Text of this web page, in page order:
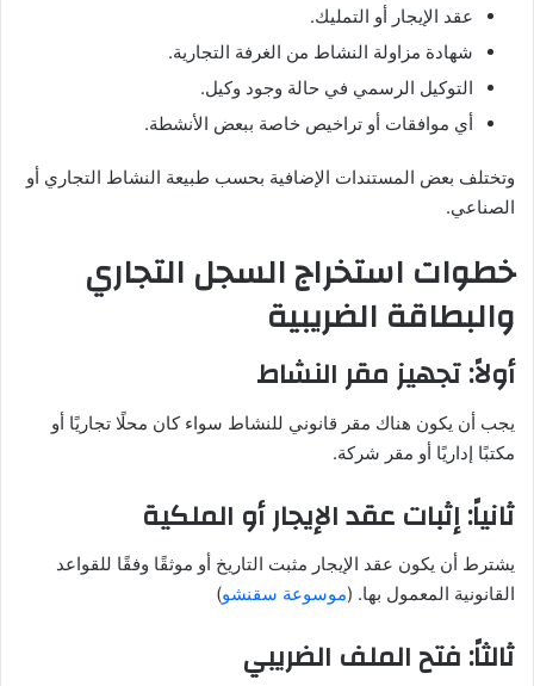
عقد الإيجار أو التمليك.
شهادة مزاولة النشاط من الغرفة التجارية.
التوكيل الرسمي في حالة وجود وكيل.
أي موافقات أو تراخيص خاصة ببعض الأنشطة.
وتختلف بعض المستندات الإضافية بحسب طبيعة النشاط التجاري أو
الصناعي.
خطوات استخراج السجل التجاري
والبطاقة الضريبية
أولاً: تجهيز مقر النشاط
يجب أن يكون هناك مقر قانوني للنشاط سواء كان محلًا تجاريًا أو
مكتبًا إداريًا أو مقر شركة.
ثانياً: إثبات عقد الإيجار أو الملكية
يشترط أن يكون عقد الإيجار مثبت التاريخ أو موثقًا وفقًا للقواعد
القانونية المعمول بها. (موسوعة سقنشو)
ثالثاً: فتح الملف الضريبي